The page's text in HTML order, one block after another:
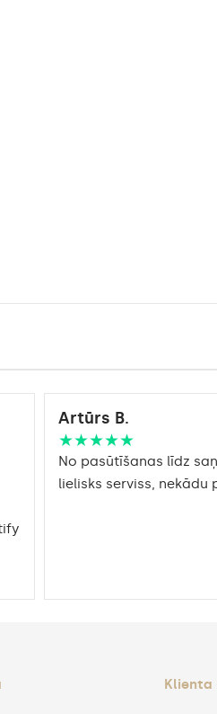
Artūrs B.
★★★★★
No pasūtīšanas līdz
lielisks serviss, nekādu
Klienta